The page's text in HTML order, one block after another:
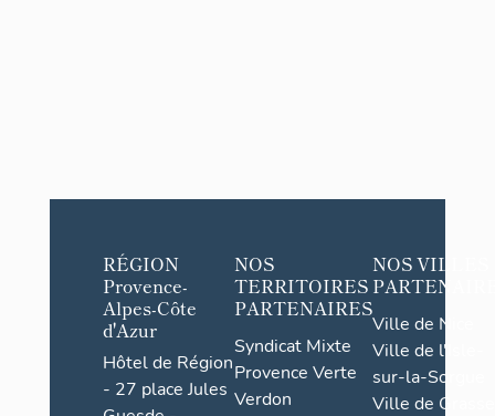
RÉGION
Provence-
Alpes-Côte
d'Azur
Hôtel de Région
- 27 place Jules
NOS
TERRITOIRES
PARTENAIRES
Syndicat Mixte
Provence Verte
Verdon
NOS VILLES
Ville de Nice
Ville de l'Isle-
sur-la-Sorgue
Ville de Grasse